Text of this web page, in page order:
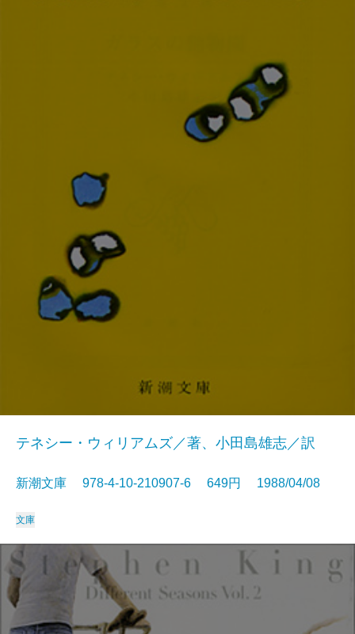
テネシー・ウィリアムズ／著、小田島雄志／訳
新潮文庫 978-4-10-210907-6 649円 1988/04/08
文庫